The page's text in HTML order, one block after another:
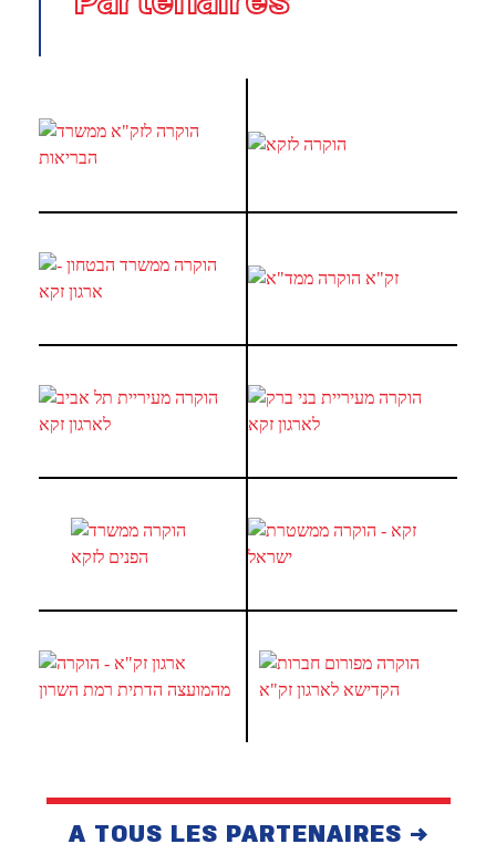
A TOUS LES PARTENAIRES →